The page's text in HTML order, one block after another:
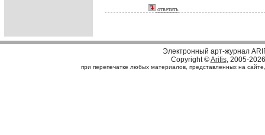
ответить
Электронный арт-журнал
Copyright ©Arifis, 2005-2026
при перепечатке любых материалов, представленных на